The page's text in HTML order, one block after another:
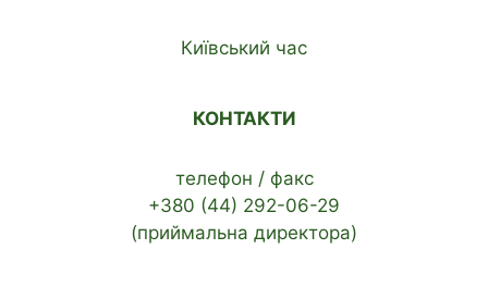
Київський час
КОНТАКТИ
телефон / факс
+380 (44) 292-06-29
(приймальна директора)